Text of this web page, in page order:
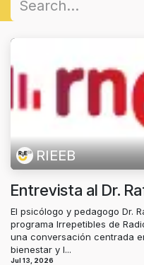
RIEEB
Entrevista al Dr.
El psicólogo y pedagogo Dr.
programa Irrepetibles de
una conversación centrada
bienestar y l...
Jul 13, 2026